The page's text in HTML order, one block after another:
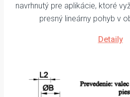
navrhnutý pre aplikácie, ktoré
presný lineárny pohyb v
Detaily